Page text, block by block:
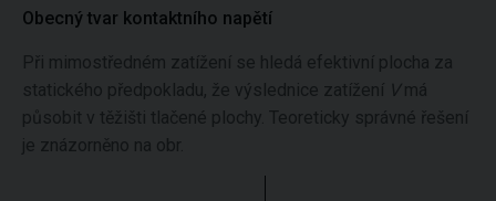
Obecný tvar kontaktního napětí
Při mimostředném zatížení se hledá efektivní plocha za
statického předpokladu, že výslednice zatížení Vmá
působit v těžišti tlačené plochy. Teoreticky správné řešení
je znázorněno na obr.